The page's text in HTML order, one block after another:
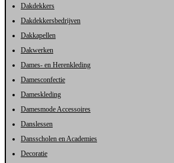
Dakdekkers
Dakdekkersbedrijven
Dakkapellen
Dakwerken
Dames- en Herenkleding
Damesconfectie
Dameskleding
Damesmode Accessoires
Danslessen
Dansscholen en Academies
Decoratie